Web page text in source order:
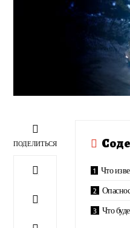
ПОДЕЛИТЬСЯ
Что
Что